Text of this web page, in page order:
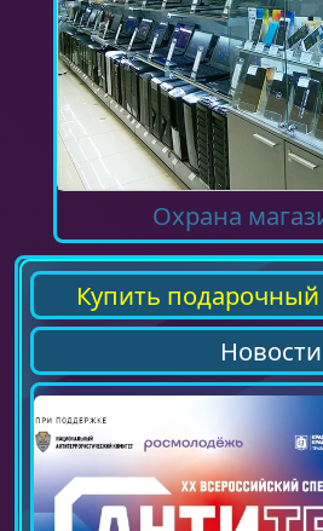
Охрана
Купить
Новости